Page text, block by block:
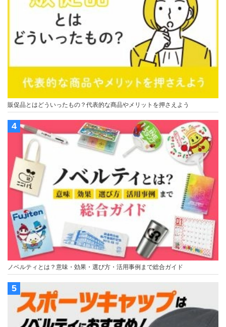
販促品とはどういったもの？代表的な商品やメリットを押さえよう
ノベルティとは？意味・効果・選び方・活用事例まで総合ガイド